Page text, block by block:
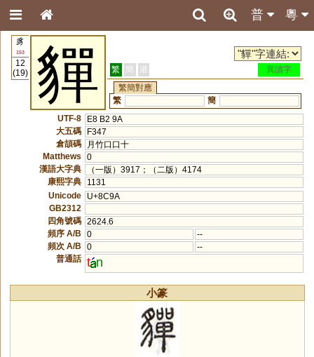
粵
普
豸
153
12
(19)
貚 繁 簡 港
異讀字
繁簡對應
繁
簡
UTF-8
E8 B2 9A
大五碼
F347
倉頡碼
月竹口口十
Matthews
0
漢語大字典
（一版）3917；（二版）4174
康熙字典
1131
Unicode
U+8C9A
GB2312
四角號碼 2624.6
頻序 A/B
0
--
頻次 A/B
0
--
普通話 t n
小篆